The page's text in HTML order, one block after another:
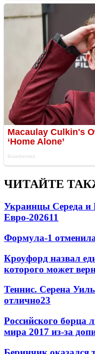
ЧИТАЙТЕ
Украинцы Середа и
Евро-202611
Формула-1
Кроуфорд назвал
которого может
Теннис. Серена
отлично23
Российского борца
мира 2017 из-за